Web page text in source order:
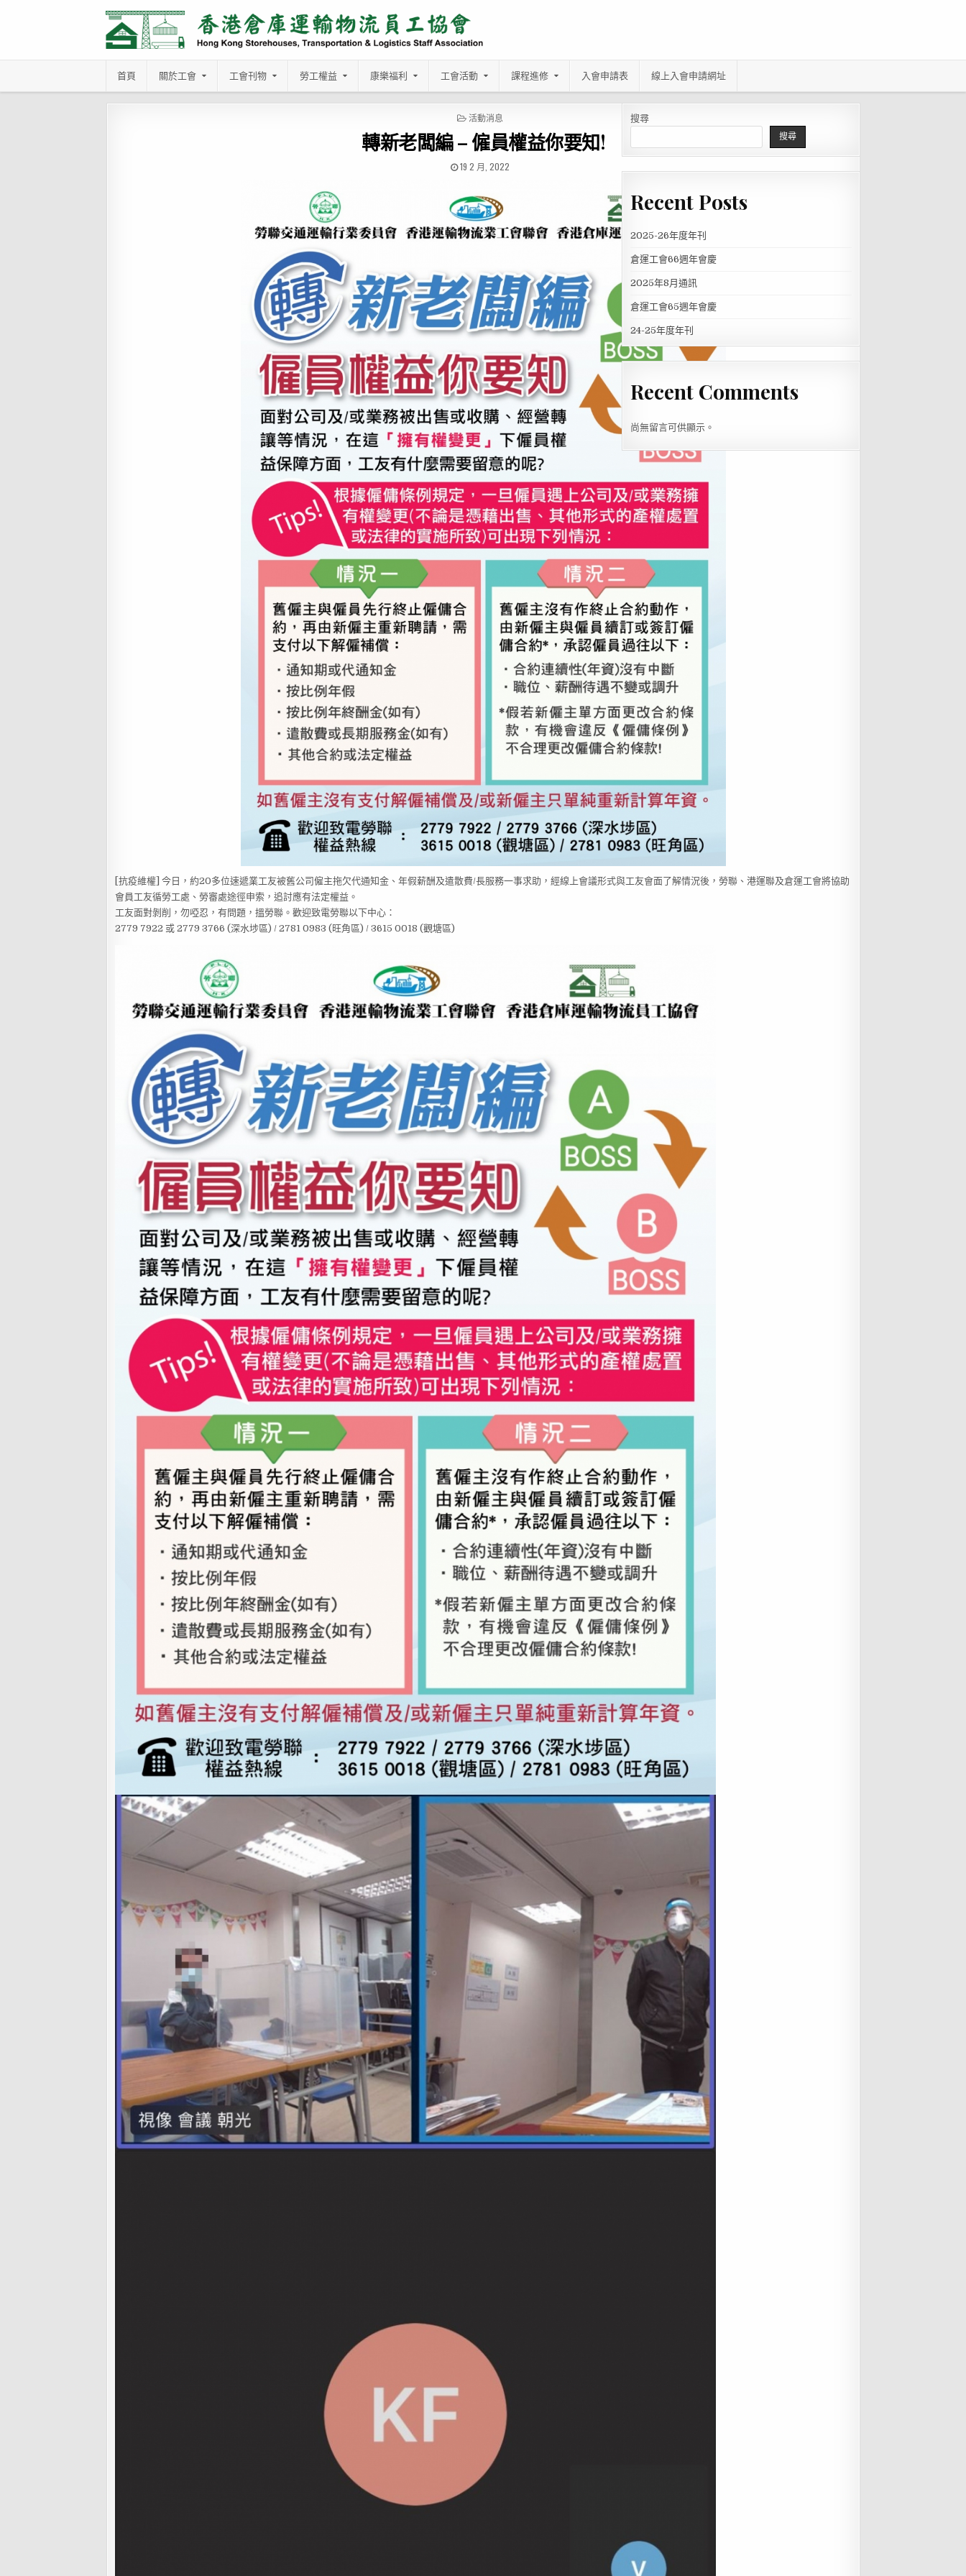
首頁 關於工會 工會刊物 勞工權益 康樂福利 工會活動 課程進修 入會申請表 線上入會申請網址
POSTED
活動消息
轉新老闆編 – 僱員權益你要知!
PUBLISHED
19 2 月, 2022
[抗疫維權] 今日，約20多位速遞業工友被舊公司僱主拖欠代通知金、年假薪酬及遣散費/長服務一事求助，經線上會議形式與工友會面了解情況後，勞聯、港運聯及倉運工會將協助
會員工友循勞工處、勞審處途徑申索，追討應有法定權益。
工友面對剝削，勿啞忍，有問題，搵勞聯。歡迎致電勞聯以下中心：
2779 7922 或 2779 3766 (深水埗區) / 2781 0983 (旺角區) / 3615 0018 (觀塘區)
搜尋
搜尋
Recent Posts
2025-26年度年刊
倉運工會66週年會慶
2025年8月通訊
倉運工會65週年會慶
24-25年度年刊
Recent Comments
尚無留言可供顯示。